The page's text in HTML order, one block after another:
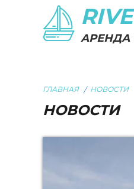
АРЕНДА
ГЛАВНАЯ НОВОСТИ
НОВОСТИ